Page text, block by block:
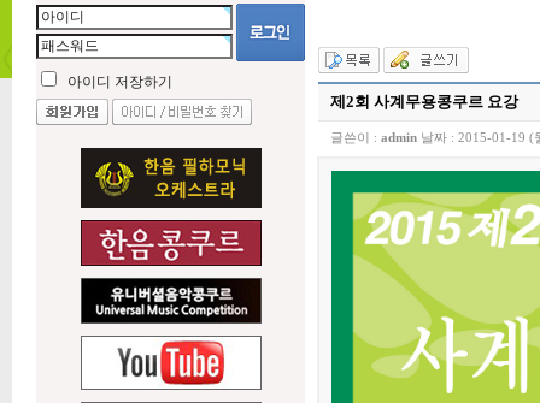
아이디 저장하기
제2회 사계무용콩쿠르 요강
글쓴이 : admin날짜 : 2015-01-19 (